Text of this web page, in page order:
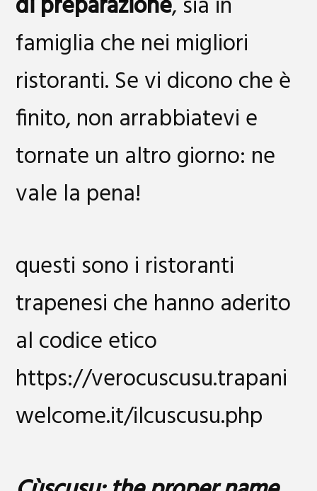
famiglia che nei migliori
ristoranti. Se vi dicono che è
finito, non arrabbiatevi e
tornate un altro giorno: ne
vale la pena!
questi sono i ristoranti
trapenesi che hanno aderito
al codice etico
https://verocuscusu.trapani
welcome.it/ilcuscusu.php